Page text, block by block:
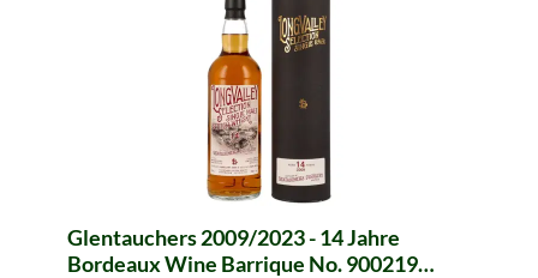
Glentauchers 2009/2023 - 14 Jahre
Bordeaux Wine Barrique No. 900219